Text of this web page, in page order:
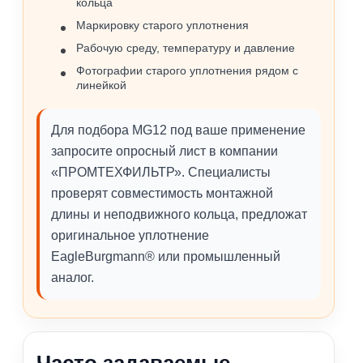
Маркировку старого уплотнения
Рабочую среду, температуру и давление
Фотографии старого уплотнения рядом с
линейкой
Для подбора MG12 под ваше применение
запросите опросный лист в компании
«ПРОМТЕХФИЛЬТР». Специалисты
проверят совместимость монтажной
длины и неподвижного кольца, предложат
оригинальное уплотнение
EagleBurgmann® или промышленный
аналог.